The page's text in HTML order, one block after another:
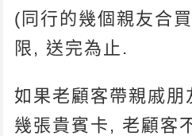
(同行的幾個親友合
限, 送完為止.
如果老顧客帶親戚
幾張貴賓卡, 老顧客